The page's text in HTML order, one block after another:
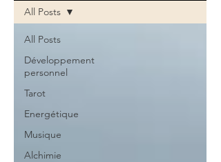
All Posts
Développement
personnel
Tarot
Energétique
Musique
Alchimie
All Posts